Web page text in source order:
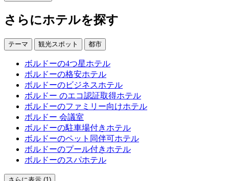
さらにホテルを探す
テーマ 観光スポット 都市
ボルドーの4つ星ホテル
ボルドーの格安ホテル
ボルドーのビジネスホテル
ボルドー のエコ認証取得ホテル
ボルドーのファミリー向けホテル
ボルドー 会議室
ボルドーの駐車場付きホテル
ボルドーのペット同伴可ホテル
ボルドーのプール付きホテル
ボルドーのスパホテル